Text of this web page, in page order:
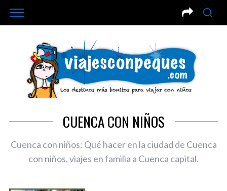
CUENCA CON NIÑOS
Cuenca con niños: Qué hacer en la ciudad de Cuenca
con niños, viajes en familia a Cuenca capital.